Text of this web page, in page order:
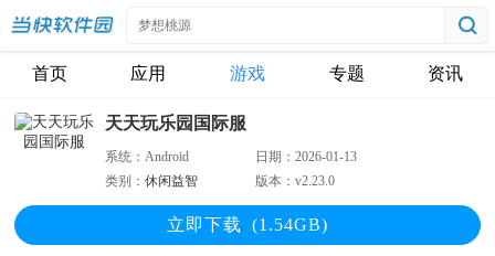
首页 应用 游戏 专题 资讯
天天玩乐园国际服
系统：Android 日期：2026-01-13
类别：休闲益智 版本：v2.23.0
立即下载 (1.54GB)